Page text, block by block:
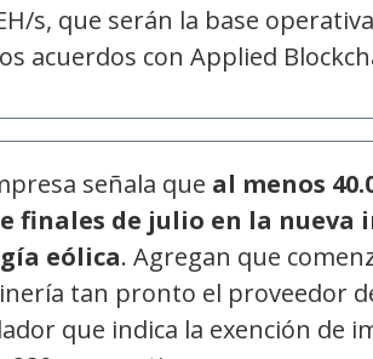
s, que serán la base
acuerdos con Applied
señala que al menos
finales de julio en la
eólica. Agregan que
tan pronto el proveedor
que indica la exención de